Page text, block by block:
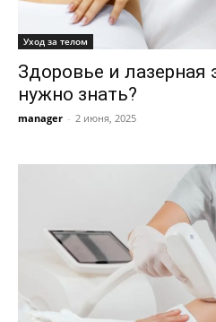
Уход за телом
Здоровье и лазерная
нужно знать?
manager - 2 июня, 2025